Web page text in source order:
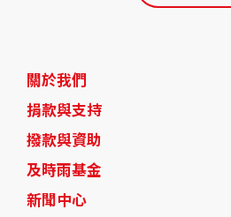
關於我們
捐款與支持
撥款與資助
及時雨基金
新聞中心